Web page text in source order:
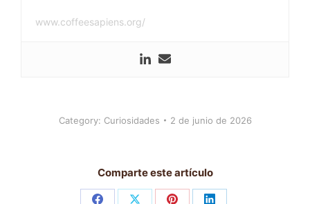
www.coffeesapiens.org/
Category: Curiosidades 2 de junio de 2026
Comparte este artículo